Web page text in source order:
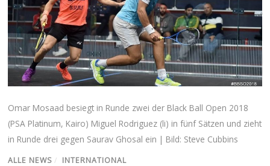
Omar Mosaad besiegt in Runde zwei der Black Ball Open 2018
(PSA Platinum, Kairo) Miguel Rodriguez (li) in fünf Sätzen und zieht
in Runde drei gegen Saurav Ghosal ein | Bild: Steve Cubbins
ALLE NEWS / INTERNATIONAL